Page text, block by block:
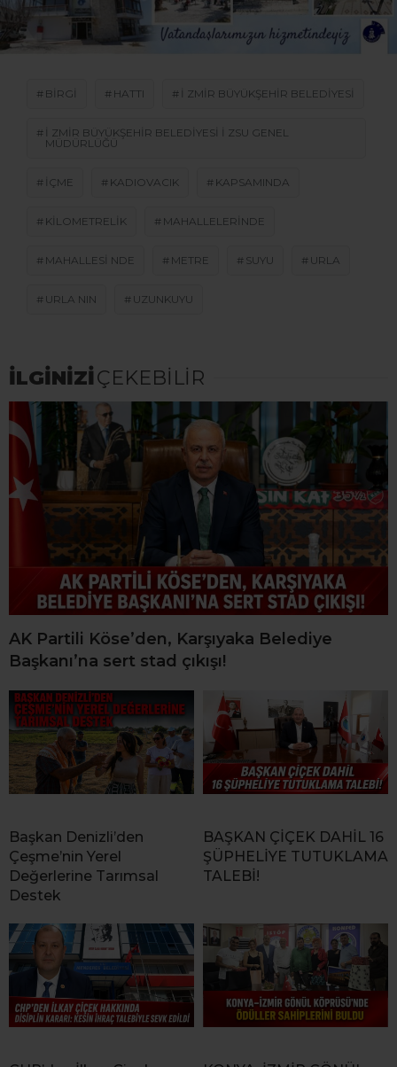
BIRGI HATTI I ZMIR BÜYÜKŞEHIR BELEDIYESI
I ZMIR BÜYÜKŞEHIR BELEDIYESI I ZSU GENEL
MÜDÜRLÜĞÜ
IÇME KADIOVACIK KAPSAMINDA
KILOMETRELIK MAHALLELERINDE
MAHALLESI NDE METRE SUYU URLA
URLA NIN UZUNKUYU
İLGİNİZİÇEKEBİLİR
AK Partili Köse’den, Karşıyaka Belediye
Başkanı’na sert stad çıkışı!
Başkan Denizli’den
Çeşme’nin Yerel
Değerlerine Tarımsal
Destek
BAŞKAN ÇİÇEK DAHİL 16
ŞÜPHELİYE TUTUKLAMA
TALEBİ!